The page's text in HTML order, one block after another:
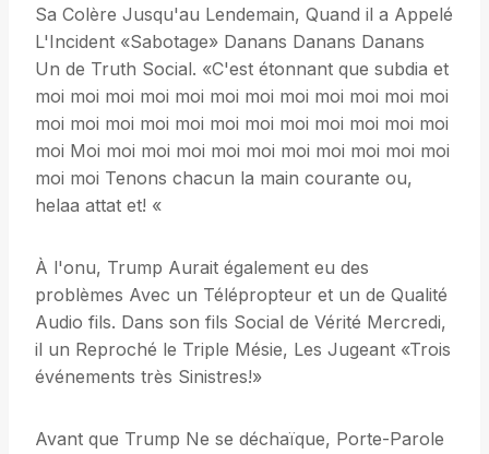
Sa Colère Jusqu'au Lendemain, Quand il a Appelé
L'Incident «Sabotage» Danans Danans Danans
Un de Truth Social. «C'est étonnant que subdia et
moi moi moi moi moi moi moi moi moi moi moi moi
moi moi moi moi moi moi moi moi moi moi moi moi
moi Moi moi moi moi moi moi moi moi moi moi moi
moi moi Tenons chacun la main courante ou,
helaa attat et! «
À l'onu, Trump Aurait également eu des
problèmes Avec un Télépropteur et un de Qualité
Audio fils. Dans son fils Social de Vérité Mercredi,
il un Reproché le Triple Mésie, Les Jugeant «Trois
événements très Sinistres!»
Avant que Trump Ne se déchaïque, Porte-Parole